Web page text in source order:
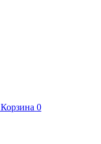
Корзина 0